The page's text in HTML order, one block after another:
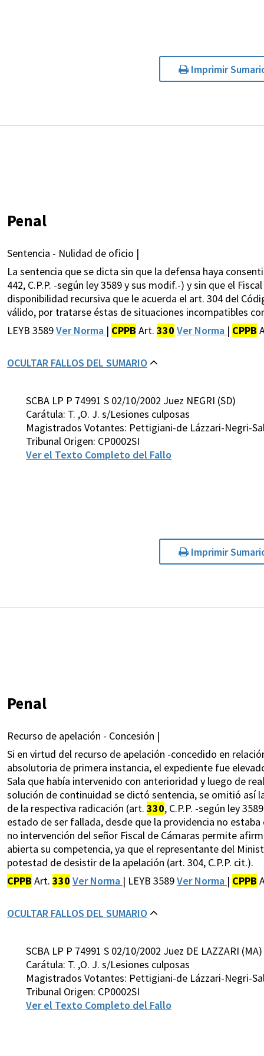
Imprimir
Penal
Sentencia - Nulidad de oficio |
La sentencia que se dicta sin que la defensa haya
442, C.P.P. -según ley 3589 y sus modif.-) y sin que el
disponibilidad recursiva que le acuerda el art. 304 del
válido, por tratarse éstas de situaciones incompatibles
LEYB 3589Ver Norma | CPPB Art. 330 Ver Norma | CPPB
OCULTAR FALLOS DEL SUMARIO
SCBA LP P 74991 S 02/10/2002 Juez NEGRI (SD)
Carátula: T. ,O. J. s/Lesiones culposas
Magistrados Votantes: Pettigiani-de Lázzari-Negri-
Tribunal Origen: CP0002SI
Ver el Texto Completo del Fallo
Imprimir
Penal
Recurso de apelación - Concesión |
Si en virtud del recurso de apelación -concedido en
absolutoria de primera instancia, el expediente fue
Sala que había intervenido con anterioridad y luego de
solución de continuidad se dictó sentencia, se omitió así
de la respectiva radicación (art. 330, C.P.P. -según ley
estado de ser fallada, desde que la providencia no
no intervención del señor Fiscal de Cámaras permite
abierta su competencia, ya que el representante del
potestad de desistir de la apelación (art. 304, C.P.P. cit.).
CPPB Art. 330 Ver Norma | LEYB 3589Ver Norma | CPPB
OCULTAR FALLOS DEL SUMARIO
SCBA LP P 74991 S 02/10/2002 Juez DE LAZZARI (MA)
Carátula: T. ,O. J. s/Lesiones culposas
Magistrados Votantes: Pettigiani-de Lázzari-Negri-
Tribunal Origen: CP0002SI
Ver el Texto Completo del Fallo